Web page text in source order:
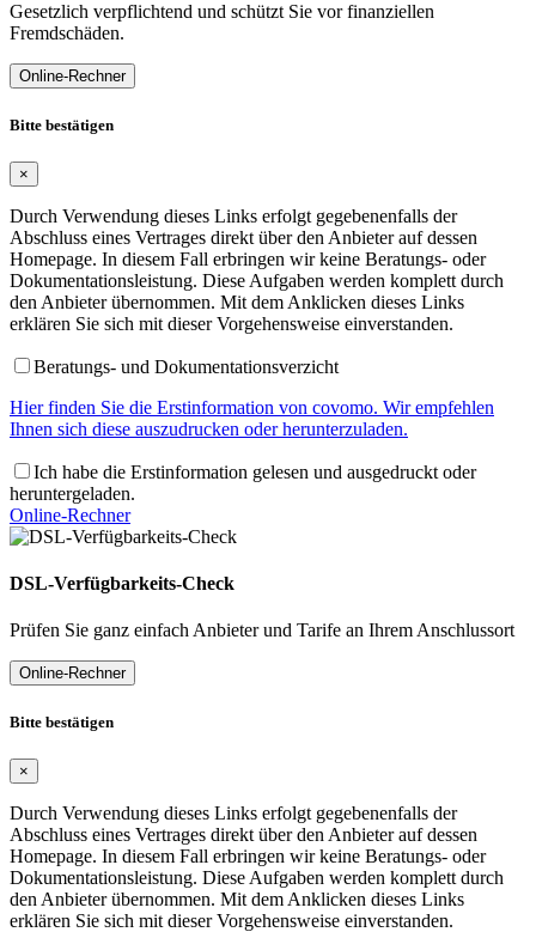
Gesetzlich verpflichtend und schützt Sie vor finanziellen
Fremdschäden.
Online-Rechner
Bitte bestätigen
×
Durch Verwendung dieses Links erfolgt gegebenenfalls der
Abschluss eines Vertrages direkt über den Anbieter auf dessen
Homepage. In diesem Fall erbringen wir keine Beratungs- oder
Dokumentationsleistung. Diese Aufgaben werden komplett durch
den Anbieter übernommen. Mit dem Anklicken dieses Links
erklären Sie sich mit dieser Vorgehensweise einverstanden.
Beratungs- und Dokumentationsverzicht
Hier finden Sie die Erstinformation von covomo. Wir empfehlen
Ihnen sich diese auszudrucken oder herunterzuladen.
Ich habe die Erstinformation gelesen und ausgedruckt oder
heruntergeladen.
Online-Rechner
DSL-Verfügbarkeits-Check
Prüfen Sie ganz einfach Anbieter und Tarife an Ihrem Anschlussort
Online-Rechner
Bitte bestätigen
×
Durch Verwendung dieses Links erfolgt gegebenenfalls der
Abschluss eines Vertrages direkt über den Anbieter auf dessen
Homepage. In diesem Fall erbringen wir keine Beratungs- oder
Dokumentationsleistung. Diese Aufgaben werden komplett durch
den Anbieter übernommen. Mit dem Anklicken dieses Links
erklären Sie sich mit dieser Vorgehensweise einverstanden.